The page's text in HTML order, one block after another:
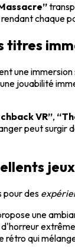
chaque
titres
une
jouabilité
VR”,
peut
jeux
pour des
une
d'horreur
rétro qui